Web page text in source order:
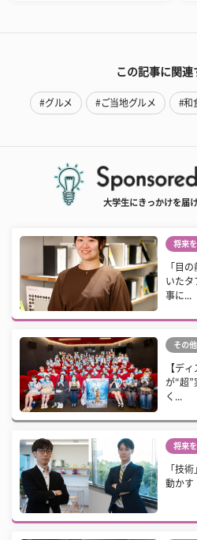
この記事に関連
#グルメ #ご当地グルメ #和
大学生にきっかけを届
将来
「目
いたタ
事に...
その他
【デ
が“超
く...
将来
「技
動かす